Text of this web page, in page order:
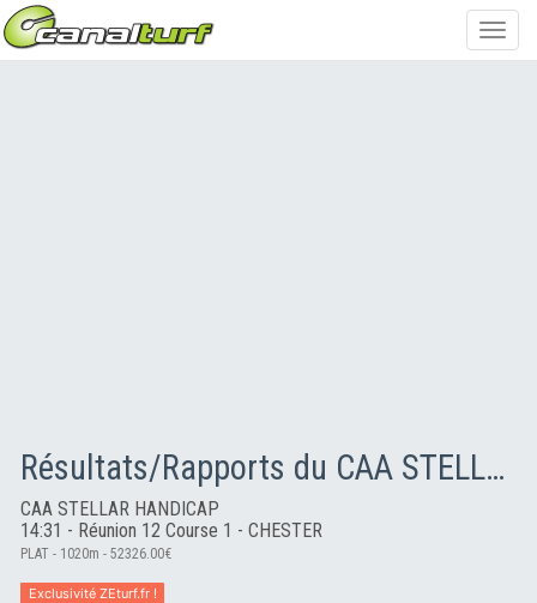
Résultats/Rapports du CAA STELLAR HANDICAP
CAA STELLAR HANDICAP
14:31 - Réunion 12 Course 1 - CHESTER
PLAT - 1020m - 52326.00€
Exclusivité ZEturf.fr !